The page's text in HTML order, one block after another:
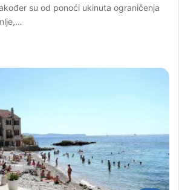
su od ponoći ukinuta ograničenja